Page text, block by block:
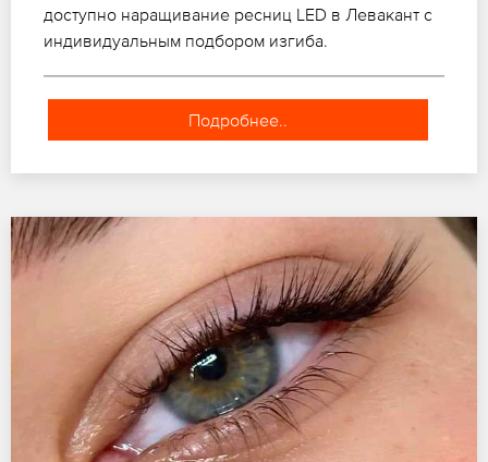
доступно наращивание ресниц LED в Левакант с
индивидуальным подбором изгиба.
Подробнее..